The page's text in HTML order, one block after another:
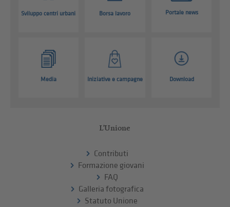
Sviluppo centri urbani Borsa lavoro Portale news
Media Iniziative e campagne Download
L'Unione
Contributi
Formazione giovani
FAQ
Galleria fotografica
Statuto Unione